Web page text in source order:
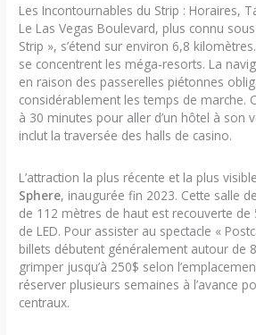
Les Incontournables du Strip : Horaires,
Le Las Vegas Boulevard, plus connu
Strip », s’étend sur environ 6,8
se concentrent les méga-resorts. La
en raison des passerelles piétonnes
considérablement les temps de marche.
à 30 minutes pour aller d’un hôtel à son
inclut la traversée des halls de casino.
L’attraction la plus récente et la plus
Sphere, inaugurée fin 2023. Cette salle
de 112 mètres de haut est recouverte de
de LED. Pour assister au spectacle «
billets débutent généralement autour de
grimper jusqu’à 250$ selon
réserver plusieurs semaines à l’avance
centraux.